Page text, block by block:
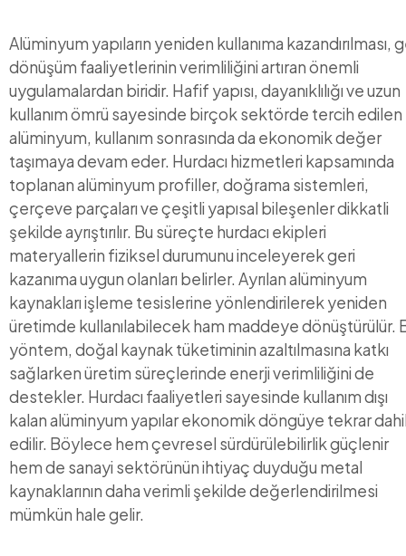
Alüminyum yapıların yeniden kullanıma kazandırılması,
dönüşüm faaliyetlerinin verimliliğini artıran önemli
uygulamalardan biridir. Hafif yapısı, dayanıklılığı ve uzun
kullanım ömrü sayesinde birçok sektörde tercih edilen
alüminyum, kullanım sonrasında da ekonomik değer
taşımaya devam eder. Hurdacı hizmetleri kapsamında
toplanan alüminyum profiller, doğrama sistemleri,
çerçeve parçaları ve çeşitli yapısal bileşenler dikkatli
şekilde ayrıştırılır. Bu süreçte hurdacı ekipleri
materyallerin fiziksel durumunu inceleyerek geri
kazanıma uygun olanları belirler. Ayrılan alüminyum
kaynakları işleme tesislerine yönlendirilerek yeniden
üretimde kullanılabilecek ham maddeye dönüştürülür.
yöntem, doğal kaynak tüketiminin azaltılmasına katkı
sağlarken üretim süreçlerinde enerji verimliliğini de
destekler. Hurdacı faaliyetleri sayesinde kullanım dışı
kalan alüminyum yapılar ekonomik döngüye tekrar
edilir. Böylece hem çevresel sürdürülebilirlik güçlenir
hem de sanayi sektörünün ihtiyaç duyduğu metal
kaynaklarının daha verimli şekilde değerlendirilmesi
mümkün hale gelir.